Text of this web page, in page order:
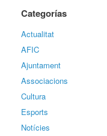
Categorías
Actualitat
AFIC
Ajuntament
Associacions
Cultura
Esports
Notícies